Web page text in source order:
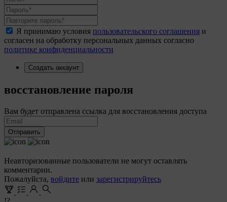
Я принимаю условия пользовательского соглашения и
согласен на обработку персональных данных согласно
политике конфиденциальности
Создать аккаунт
восстановление пароля
Вам будет отправлена ссылка для восстановления доступа
Отправить
Неавторизованные пользователи не могут оставлять
комментарии.
Пожалуйста, войдите или зарегистрируйтесь